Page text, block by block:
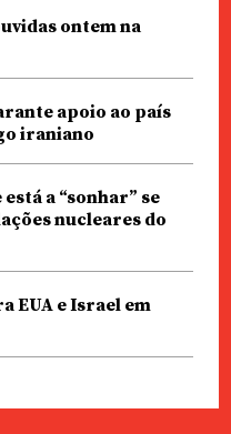
ontem na
apoio ao país
iraniano
a “sonhar” se
nucleares do
EUA e Israel em